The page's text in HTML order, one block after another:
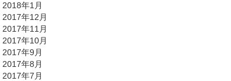
2018年1月
2017年12月
2017年11月
2017年10月
2017年9月
2017年8月
2017年7月